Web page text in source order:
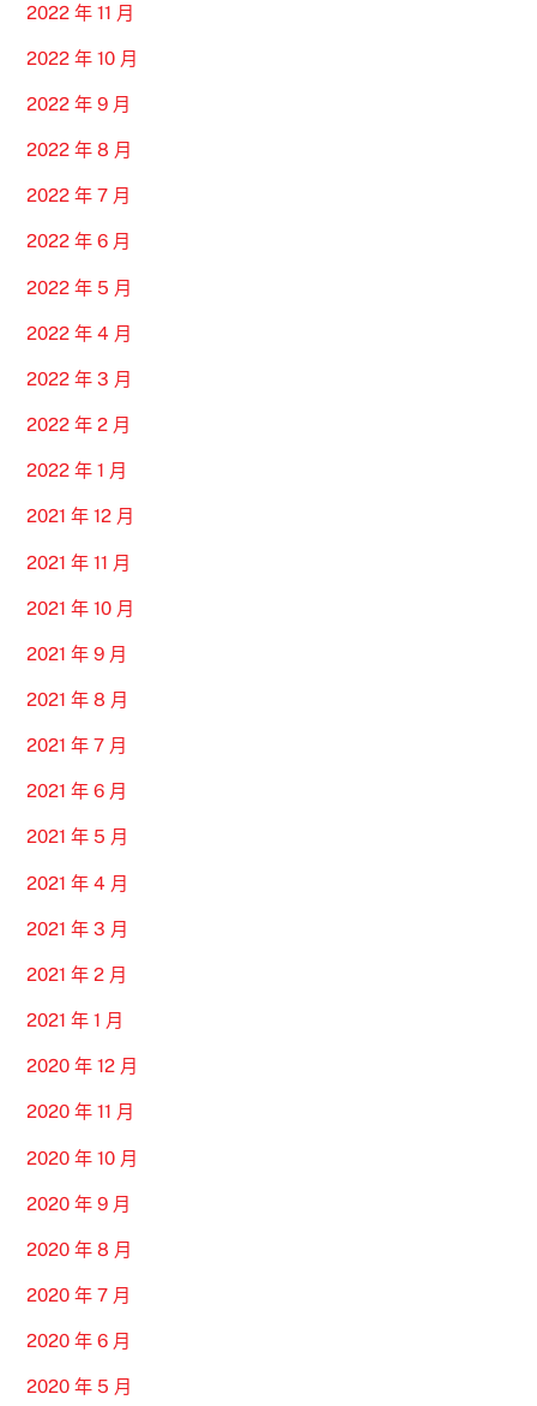
2022 年 11 月
2022 年 10 月
2022 年 9 月
2022 年 8 月
2022 年 7 月
2022 年 6 月
2022 年 5 月
2022 年 4 月
2022 年 3 月
2022 年 2 月
2022 年 1 月
2021 年 12 月
2021 年 11 月
2021 年 10 月
2021 年 9 月
2021 年 8 月
2021 年 7 月
2021 年 6 月
2021 年 5 月
2021 年 4 月
2021 年 3 月
2021 年 2 月
2021 年 1 月
2020 年 12 月
2020 年 11 月
2020 年 10 月
2020 年 9 月
2020 年 8 月
2020 年 7 月
2020 年 6 月
2020 年 5 月